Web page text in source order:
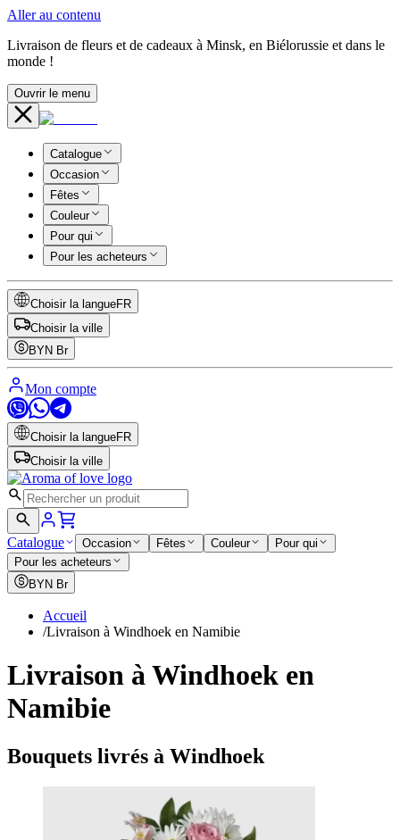
Aller au contenu
Livraison de fleurs et de cadeaux à Minsk, en Biélorussie et dans le
monde !
Ouvrir le menu
Catalogue
Occasion
Fêtes
Couleur
Pour qui
Pour les acheteurs
Choisir la langueFR
Choisir la ville
BYN Br
Mon compte
Choisir la langueFR
Choisir la ville
Catalogue Occasion Fêtes Couleur
Pour qui
Pour les acheteurs
BYN Br
Accueil
/Livraison à Windhoek en Namibie
Livraison à Windhoek en
Namibie
Bouquets livrés à Windhoek